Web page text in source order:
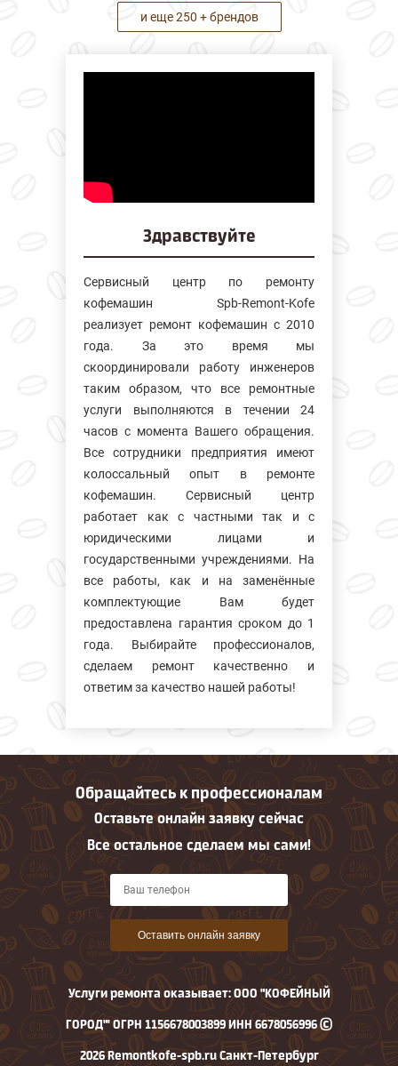
и еще 250 + брендов
Здравствуйте
Сервисный центр по ремонту
кофемашин Spb-Remont-Kofe
реализует ремонт кофемашин с 2010
года. За это время мы
скоординировали работу инженеров
таким образом, что все ремонтные
услуги выполняются в течении 24
часов с момента Вашего обращения.
Все сотрудники предприятия имеют
колосcальный опыт в ремонте
кофемашин. Сервисный центр
работает как с частными так и с
юридическими лицами и
государственными учреждениями. На
все работы, как и на заменённые
комплектующие Вам будет
предоставлена гарантия сроком до 1
года. Выбирайте профессионалов,
сделаем ремонт качественно и
ответим за качество нашей работы!
Обращайтесь к профессионалам
Оставьте онлайн заявку сейчас
Все остальное сделаем мы сами!
Оставить онлайн заявку
Услуги ремонта оказывает: ООО "КОФЕЙНЫЙ
ГОРОД"' ОГРН 1156678003899 ИНН 6678056996 ©
2026 Remontkofe-spb.ru Санкт-Петербург